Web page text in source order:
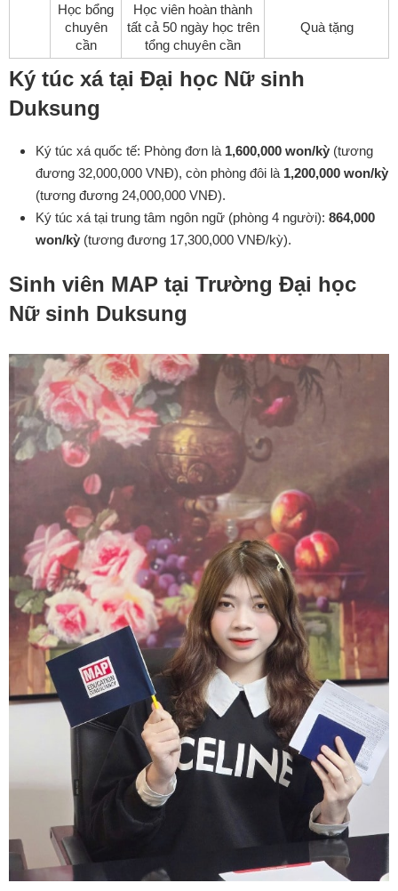
Học bổng
chuyên
cần
Học viên hoàn thành
tất cả 50 ngày học trên
tổng chuyên cần
Quà tặng
Ký túc xá tại Đại học Nữ sinh
Duksung
Ký túc xá quốc tế: Phòng đơn là 1,600,000 won/kỳ (tương
đương 32,000,000 VNĐ), còn phòng đôi là 1,200,000 won/kỳ
(tương đương 24,000,000 VNĐ).
Ký túc xá tại trung tâm ngôn ngữ (phòng 4 người): 864,000
won/kỳ (tương đương 17,300,000 VNĐ/kỳ).
Sinh viên MAP tại Trường Đại học
Nữ sinh Duksung